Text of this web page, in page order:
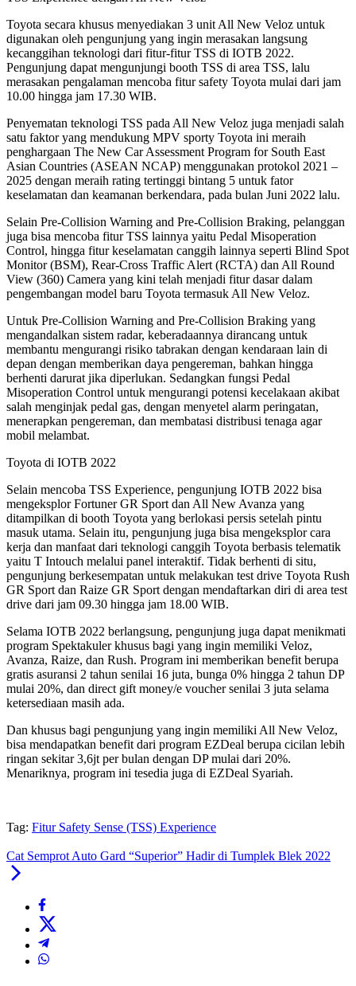
Toyota secara khusus menyediakan 3 unit All New Veloz untuk
digunakan oleh pengunjung yang ingin merasakan langsung
kecanggihan teknologi dari fitur-fitur TSS di IOTB 2022.
Pengunjung dapat mengunjungi booth TSS di area TSS, lalu
merasakan pengalaman mencoba fitur safety Toyota mulai dari jam
10.00 hingga jam 17.30 WIB.
Penyematan teknologi TSS pada All New Veloz juga menjadi salah
satu faktor yang mendukung MPV sporty Toyota ini meraih
penghargaan The New Car Assessment Program for South East
Asian Countries (ASEAN NCAP) menggunakan protokol 2021 –
2025 dengan meraih rating tertinggi bintang 5 untuk fator
keselamatan dan keamanan berkendara, pada bulan Juni 2022 lalu.
Selain Pre-Collision Warning and Pre-Collision Braking, pelanggan
juga bisa mencoba fitur TSS lainnya yaitu Pedal Misoperation
Control, hingga fitur keselamatan canggih lainnya seperti Blind Spot
Monitor (BSM), Rear-Cross Traffic Alert (RCTA) dan All Round
View (360) Camera yang kini telah menjadi fitur dasar dalam
pengembangan model baru Toyota termasuk All New Veloz.
Untuk Pre-Collision Warning and Pre-Collision Braking yang
mengandalkan sistem radar, keberadaannya dirancang untuk
membantu mengurangi risiko tabrakan dengan kendaraan lain di
depan dengan memberikan daya pengereman, bahkan hingga
berhenti darurat jika diperlukan. Sedangkan fungsi Pedal
Misoperation Control untuk mengurangi potensi kecelakaan akibat
salah menginjak pedal gas, dengan menyetel alarm peringatan,
menerapkan pengereman, dan membatasi distribusi tenaga agar
mobil melambat.
Toyota di IOTB 2022
Selain mencoba TSS Experience, pengunjung IOTB 2022 bisa
mengeksplor Fortuner GR Sport dan All New Avanza yang
ditampilkan di booth Toyota yang berlokasi persis setelah pintu
masuk utama. Selain itu, pengunjung juga bisa mengeksplor cara
kerja dan manfaat dari teknologi canggih Toyota berbasis telematik
yaitu T Intouch melalui panel interaktif. Tidak berhenti di situ,
pengunjung berkesempatan untuk melakukan test drive Toyota Rush
GR Sport dan Raize GR Sport dengan mendaftarkan diri di area test
drive dari jam 09.30 hingga jam 18.00 WIB.
Selama IOTB 2022 berlangsung, pengunjung juga dapat menikmati
program Spektakuler khusus bagi yang ingin memiliki Veloz,
Avanza, Raize, dan Rush. Program ini memberikan benefit berupa
gratis asuransi 2 tahun senilai 16 juta, bunga 0% hingga 2 tahun DP
mulai 20%, dan direct gift money/e voucher senilai 3 juta selama
ketersediaan masih ada.
Dan khusus bagi pengunjung yang ingin memiliki All New Veloz,
bisa mendapatkan benefit dari program EZDeal berupa cicilan lebih
ringan sekitar 3,6jt per bulan dengan DP mulai dari 20%.
Menariknya, program ini tesedia juga di EZDeal Syariah.
Tag: Fitur Safety Sense (TSS) Experience
Cat Semprot Auto Gard “Superior” Hadir di Tumplek Blek 2022